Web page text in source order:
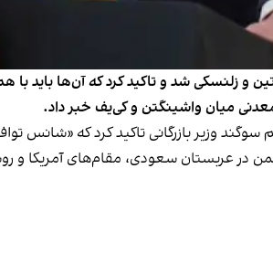
و زلنسکی شد و تاکید کرد که آن‌ها باید
میان واشینگتن و کی‌یف خبر داد.
وزیر بازرگانی تاکید کرد که «شانس